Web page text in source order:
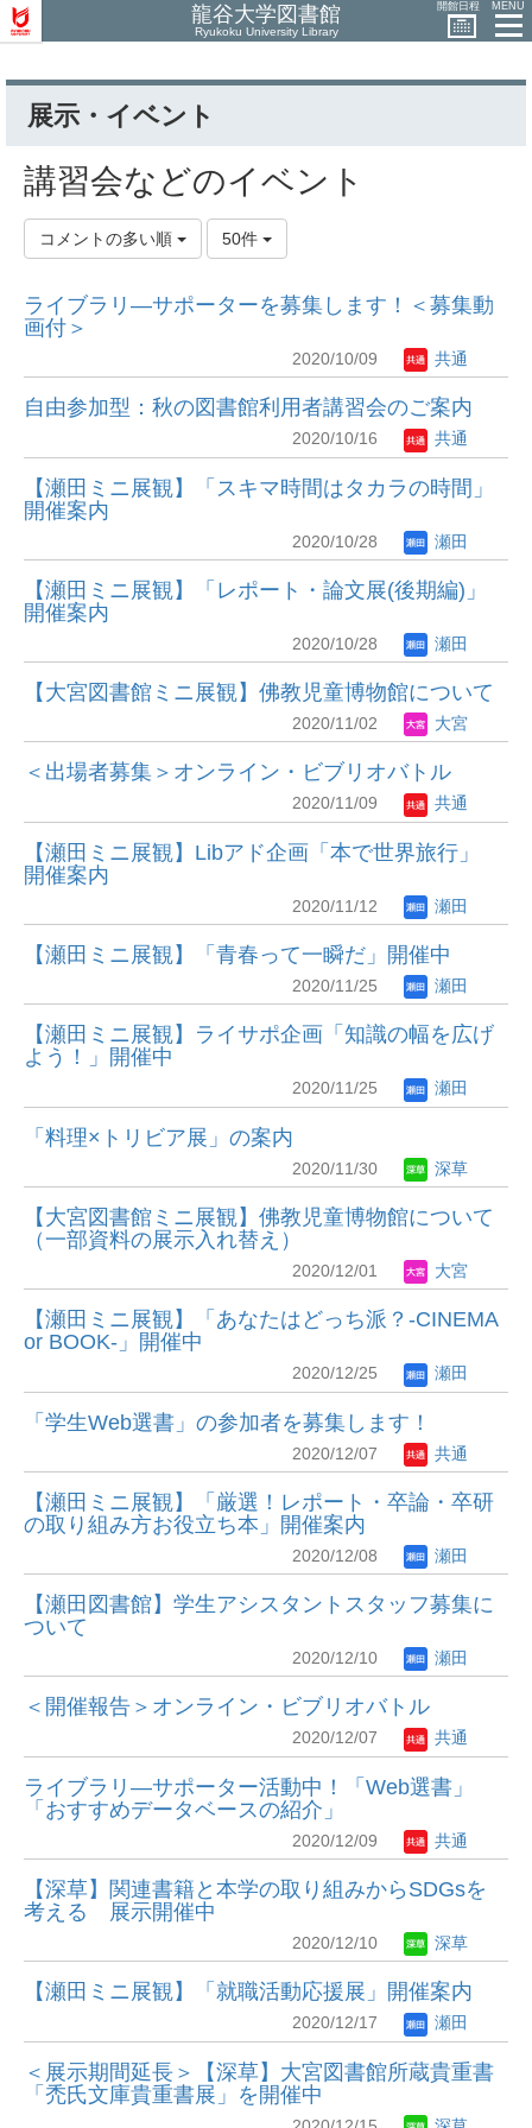
龍谷大学図書館
Ryukoku University Library
開館日程 MENU
展示・イベント
講習会などのイベント
コメントの多い順 50件
ライブラリ―サポーターを募集します！＜募集動
画付＞
2020/10/09 共通
自由参加型：秋の図書館利用者講習会のご案内
2020/10/16 共通
【瀬田ミニ展観】「スキマ時間はタカラの時間」
開催案内
2020/10/28 瀬田
【瀬田ミニ展観】「レポート・論文展(後期編)」
開催案内
2020/10/28 瀬田
【大宮図書館ミニ展観】佛教児童博物館について
2020/11/02 大宮
＜出場者募集＞オンライン・ビブリオバトル
2020/11/09 共通
【瀬田ミニ展観】Libアド企画「本で世界旅行」
開催案内
2020/11/12 瀬田
【瀬田ミニ展観】「青春って一瞬だ」開催中
2020/11/25 瀬田
【瀬田ミニ展観】ライサポ企画「知識の幅を広げ
よう！」開催中
2020/11/25 瀬田
「料理×トリビア展」の案内
2020/11/30 深草
【大宮図書館ミニ展観】佛教児童博物館について
（一部資料の展示入れ替え）
2020/12/01 大宮
【瀬田ミニ展観】「あなたはどっち派？-CINEMA
or BOOK-」開催中
2020/12/25 瀬田
「学生Web選書」の参加者を募集します！
2020/12/07 共通
【瀬田ミニ展観】「厳選！レポート・卒論・卒研
の取り組み方お役立ち本」開催案内
2020/12/08 瀬田
【瀬田図書館】学生アシスタントスタッフ募集に
ついて
2020/12/10 瀬田
＜開催報告＞オンライン・ビブリオバトル
2020/12/07 共通
ライブラリ―サポーター活動中！「Web選書」
「おすすめデータベースの紹介」
2020/12/09 共通
【深草】関連書籍と本学の取り組みからSDGsを
考える 展示開催中
2020/12/10 深草
【瀬田ミニ展観】「就職活動応援展」開催案内
2020/12/17 瀬田
＜展示期間延長＞【深草】大宮図書館所蔵貴重書
「禿氏文庫貴重書展」を開催中